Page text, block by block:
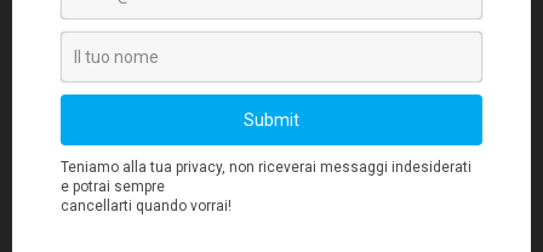
Le cinque aree di formazione più
richieste
Intelligenza artificiale.